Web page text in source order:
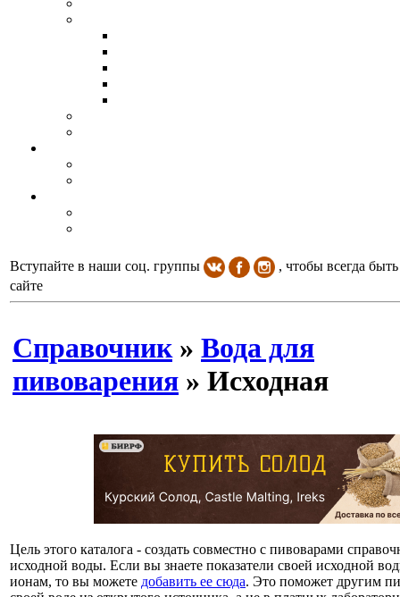
Вступайте в наши соц. группы
, чтобы всегда
сайте
Справочник» Вода для
пивоварения » Исходная
Цель этого каталога - создать совместно с пивоварами
исходной воды. Если вы знаете показатели своей исходной
ионам, то вы можете добавить ее сюда. Это поможет другим